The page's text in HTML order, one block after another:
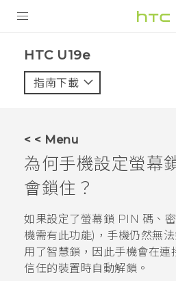
VIVE
VIVERSE
應用程式
支援服務
登入
HTC U19e‎
指南下載
< < Menu
為何手機設定螢幕
會鎖住？
如果設定了螢幕鎖 PIN 碼、
機需有此功能)，手機仍然無
用了智慧鎖，因此手機會在連
信任的裝置時自動解鎖。